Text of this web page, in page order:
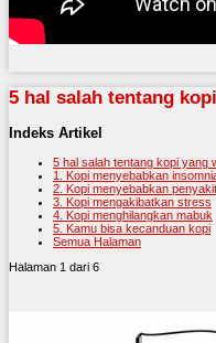
5 hal salah tentang
Indeks Artikel
5 hal salah tentang kopi yang
1. Kopi menyebabkan
2. Kopi menyebabkan penyakit
3. Kopi mengakibatkan stress
4. Kopi menghilangkan mabuk
5. Kamu bisa kecanduan kopi
Semua Halaman
Halaman 1 dari 6